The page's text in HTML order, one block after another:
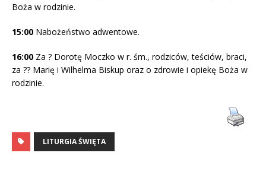
Boża w rodzinie.
15:00 Nabożeństwo adwentowe.
16:00 Za ? Dorotę Moczko w r. śm., rodziców, teściów, braci,
za ?? Marię i Wilhelma Biskup oraz o zdrowie i opiekę Boża w
rodzinie.
LITURGIA ŚWIĘTA